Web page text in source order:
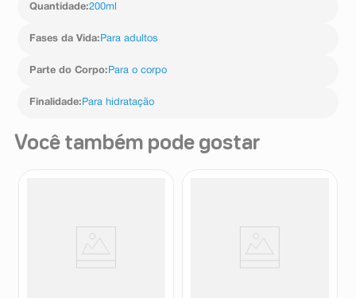
Quantidade:200ml
Fases da Vida: Para adultos
Parte do Corpo: Para o corpo
Finalidade: Para hidratação
Você também pode gostar